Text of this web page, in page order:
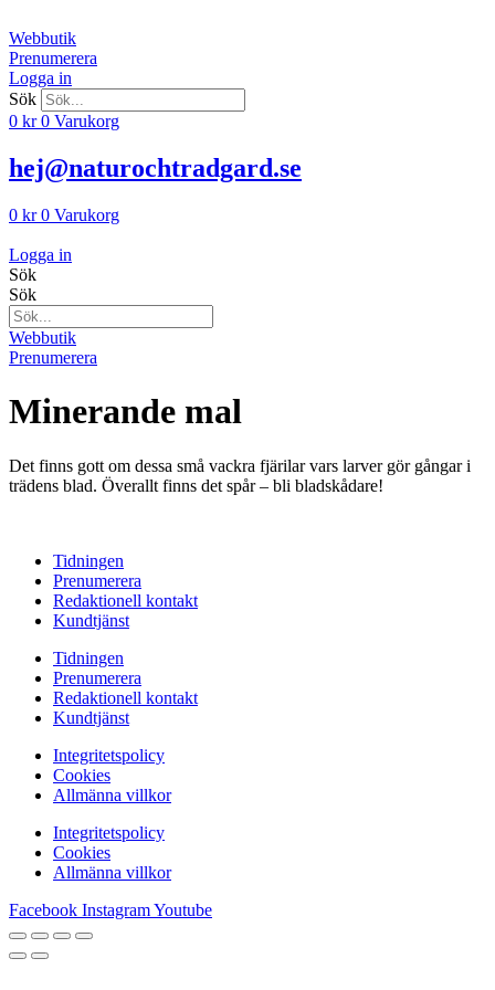
till
innehåll
Webbutik
Prenumerera
Logga in
Sök
0 kr 0 Varukorg
hej@naturochtradgard.se
0 kr 0 Varukorg
Logga in
Sök
Sök
Webbutik
Prenumerera
Minerande mal
Det finns gott om dessa små vackra fjärilar vars larver gör gångar i
trädens blad. Överallt finns det spår – bli bladskådare!
Tidningen
Prenumerera
Redaktionell kontakt
Kundtjänst
Tidningen
Prenumerera
Redaktionell kontakt
Kundtjänst
Integritetspolicy
Cookies
Allmänna villkor
Integritetspolicy
Cookies
Allmänna villkor
Facebook InstagramYoutube